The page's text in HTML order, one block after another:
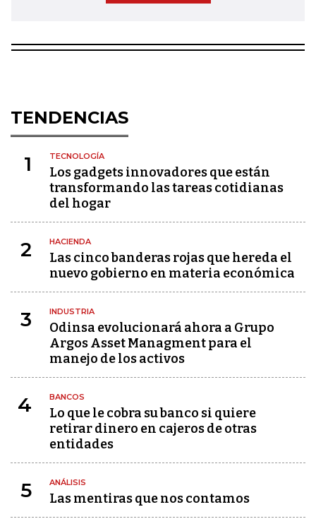
TENDENCIAS
1 TECNOLOGÍA
Los gadgets innovadores que están
transformando las tareas cotidianas
del hogar
2 HACIENDA
Las cinco banderas rojas que hereda el
nuevo gobierno en materia económica
3 INDUSTRIA
Odinsa evolucionará ahora a Grupo
Argos Asset Managment para el
manejo de los activos
4 BANCOS
Lo que le cobra su banco si quiere
retirar dinero en cajeros de otras
entidades
5 ANÁLISIS
Las mentiras que nos contamos